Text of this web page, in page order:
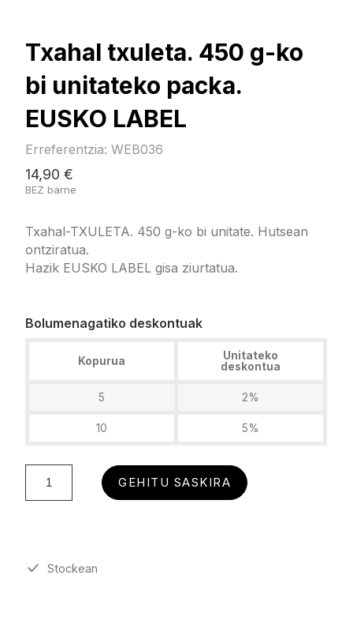
Txahal txuleta. 450 g-ko
bi unitateko packa.
EUSKO LABEL
Erreferentzia: WEB036
14,90 €
BEZ barne
Txahal-TXULETA. 450 g-ko bi unitate. Hutsean
ontziratua.
Hazik EUSKO LABEL gisa ziurtatua.
Bolumenagatiko deskontuak
Kopurua
Unitateko
deskontua
5 2%
10 5%
GEHITU SASKIRA
Stockean